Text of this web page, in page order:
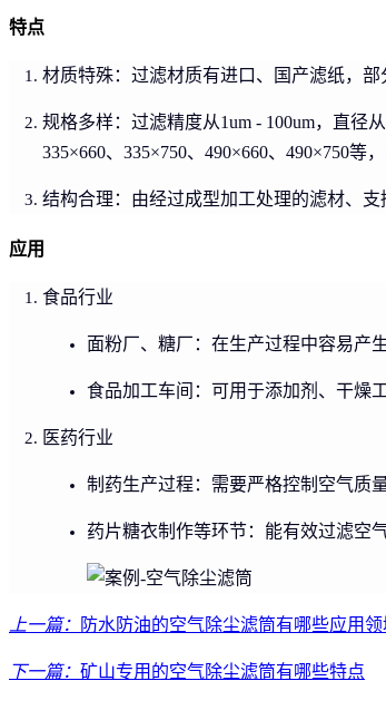
特点
材质特殊：过滤材质有进口、国产滤纸，
规格多样：过滤精度从1um - 100um，直径
335×660、335×750、490×660、490×750等
结构合理：由经过成型加工处理的滤材、
应用
食品行业
面粉厂、糖厂：在生产过程中容易产
食品加工车间：可用于添加剂、干燥
医药行业
制药生产过程：需要严格控制空气质
药片糖衣制作等环节：能有效过滤空
上一篇： 防水防油的空气除尘滤筒有哪些应用
下一篇： 矿山专用的空气除尘滤筒有哪些特点